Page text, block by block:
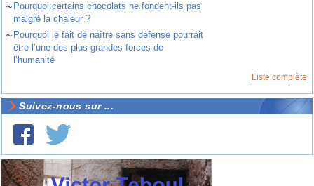
~ Pourquoi certains chocolats ne fondent-ils pas
malgré la chaleur ?
~ Pourquoi le fait de naître sans défense pourrait
être l’une des plus grandes forces de
l’humanité
Liste complète
Suivez-nous sur ...